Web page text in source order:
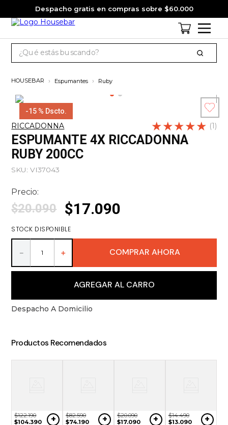
Despacho gratis en compras sobre $60.000
jack daniels
3.
jagermeister
4.
pack
5.
miniatura
7.
whisky
8.
ron
9.
packs
miniaturas
Espumantes Ruby
-15 % Dscto.
RICCADONNA ★★★★★ (1)
Escribe un
comentario
ESPUMANTE 4X RICCADONNA
RUBY 200CC
SKU:VI37043
Precio:
$20.090 $17.090
STOCK DISPONIBLE
＋
－ COMPRAR AHORA
AGREGAR AL CARRO
Despacho A Domicilio
Productos Recomendados
$122.190
$104.390 + $82.590
$74.190 + $20.090
$17.090 + $14.490
$13.090 +